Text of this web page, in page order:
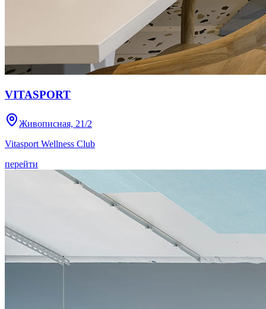
VITASPORT
Живописная, 21/2
Vitasport Wellness Club
перейти